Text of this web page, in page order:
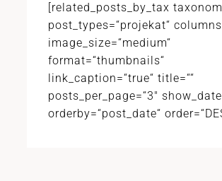
[related_posts_by_tax
post_types=“projekat“
image_size=“medium“
format=“thumbnails“
link_caption=“true“ title=““
posts_per_page=“3″
orderby=“post_date“